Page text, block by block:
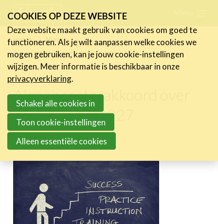
links
Jump
to
navigation
to
main
content
FR NL
Home
Nieuws
Alsnog sectorakkoord over vorming in PC227
Alsnog sectorakkoord over
vorming in PC227
18 maart 2022
Nieuws
Nieuwsberichten
FeWeb Videos
Jobs in de sector
Activiteiten
Cases
Toolbox
Bedrijvenzoeker
COOKIES OP DEZE WEBSITE
Deze website maakt gebruik van cookies om goed te
functioneren. Als je wilt aanpassen welke cookies we
mogen gebruiken, kan je jouw cookie-instellingen
wijzigen. Meer informatie is beschikbaar in onze
privacyverklaring.
Schakel alle cookies in
Toon cookie-instellingen
Alleen essentiële cookies